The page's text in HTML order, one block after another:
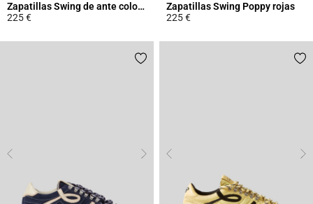
Zapatillas Swing de ante color arena
225 €
Zapatillas Swing Poppy rojas
225 €